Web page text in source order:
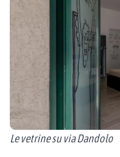
Le vetrine su via Dandolo